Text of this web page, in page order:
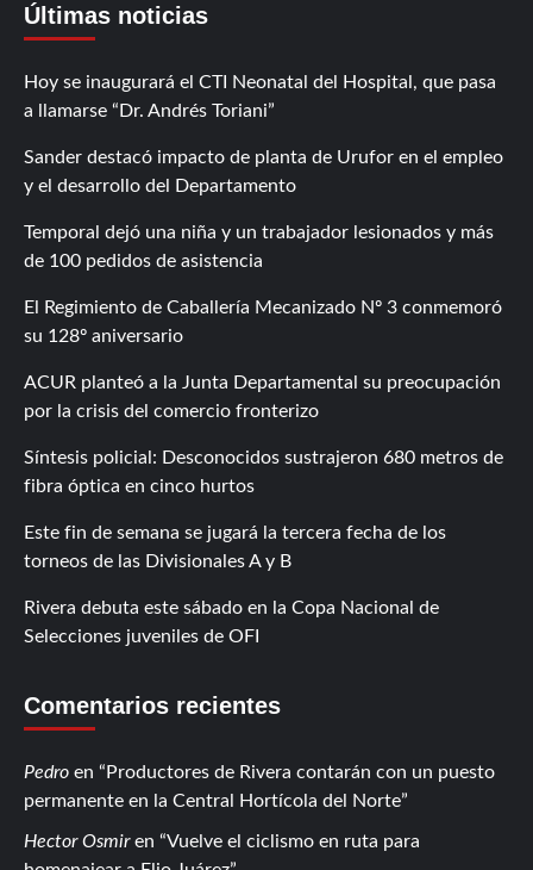
Últimas noticias
Hoy se inaugurará el CTI Neonatal del Hospital, que pasa
a llamarse “Dr. Andrés Toriani”
Sander destacó impacto de planta de Urufor en el empleo
y el desarrollo del Departamento
Temporal dejó una niña y un trabajador lesionados y más
de 100 pedidos de asistencia
El Regimiento de Caballería Mecanizado Nº 3 conmemoró
su 128º aniversario
ACUR planteó a la Junta Departamental su preocupación
por la crisis del comercio fronterizo
Síntesis policial: Desconocidos sustrajeron 680 metros de
fibra óptica en cinco hurtos
Este fin de semana se jugará la tercera fecha de los
torneos de las Divisionales A y B
Rivera debuta este sábado en la Copa Nacional de
Selecciones juveniles de OFI
Comentarios recientes
Pedro en
Productores de Rivera contarán con un puesto
permanente en la Central Hortícola del Norte
Hector Osmiren
Vuelve el ciclismo en ruta para